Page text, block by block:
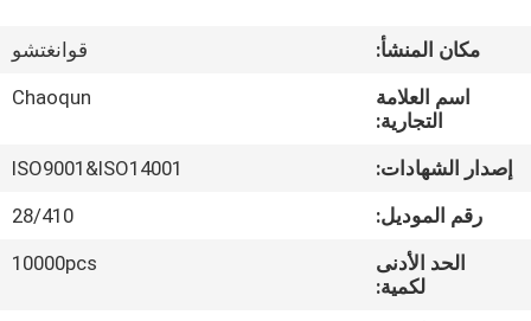
معلومات
جولة
مكان المنشأ:
قوانغتشو
اسم العلامة
التجارية:
Chaoqun
إصدار الشهادات:
ISO9001&ISO14001
رقم الموديل:
28/410
الحد الأدنى
لكمية:
10000pcs